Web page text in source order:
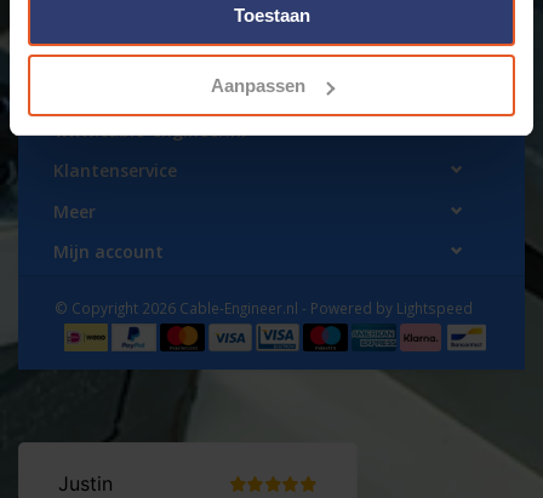
Toestaan
Aanpassen
www.cable-engineer.nl
Klantenservice
Meer
Mijn account
© Copyright 2026 Cable-Engineer.nl - Powered by Lightspeed